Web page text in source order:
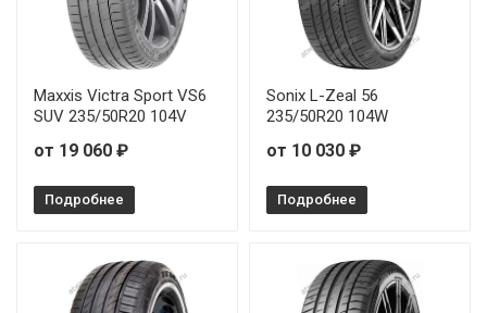
Maxxis Victra Sport VS6
SUV 235/50R20 104V
от 19 060 ₽
Подробнее
Sonix L-Zeal 56
235/50R20 104W
от 10 030 ₽
Подробнее